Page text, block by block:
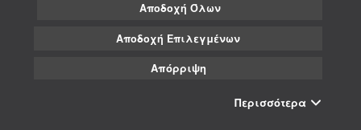
Αποδοχή Όλων
Αποδοχή Επιλεγμένων
Απόρριψη
Περισσότερα